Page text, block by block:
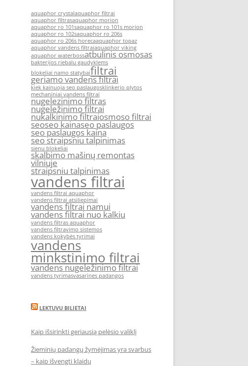
aquaphor crystalaquaphor filtrai
aquaphor filtrasaquaphor morion
aquaphor ro 101saquaphor ro 101s morion
aquaphor ro 102saquaphor ro 206s
aquaphor ro 206s horecaaquaphor topaz
aquaphor vandens filtraiaquaphor viking
aquaphor waterbossatbulinis osmosas
bakterijos riebalu gaudyklems
blokeliai namo statybaifiltrai
geriamo vandens filtrai
kiek kainuoja seo paslaugosklinkerio plytos
mechaniniai vandens filtrai
nugelezinimo filtras
nugeležinimo filtrai
nukalkinimo filtraiosmoso filtrai
seoseo kainaseo paslaugos
seo paslaugos kaina
seo straipsniu talpinimas
sienu blokeliai
skalbimo mašinų remontas
vilniuje
straipsniu talpinimas
vandens filtrai
vandens filtrai aquaphor
vandens filtrai atsiliepimai
vandens filtrai namui
vandens filtrai nuo kalkiu
vandens filtras aquaphor
vandens filtravimo sistemos
vandens kokybės tyrimai
vandens
minkstinimo filtrai
vandens nugeležinimo filtrai
vandens tyrimasvasarines padangos
LEKTUVU BILIETAI
Kaip išsirinkti geriausią pelėsio valiklį
Žieminių padangų žymėjimas yra svarbus
– kaip išvengti klaidų